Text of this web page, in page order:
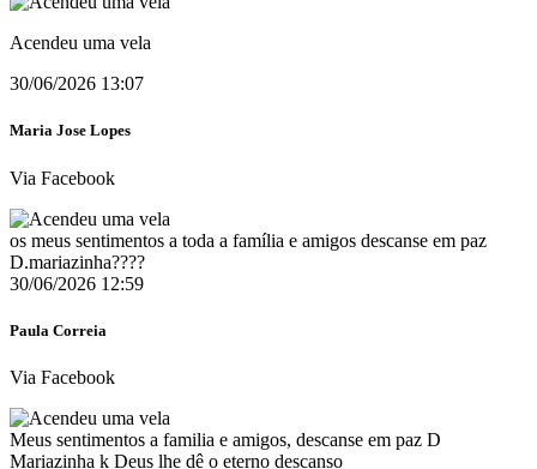
Acendeu uma vela
30/06/2026 13:07
Maria Jose Lopes
Via Facebook
os meus sentimentos a toda a família e amigos descanse em paz
D.mariazinha????️
30/06/2026 12:59
Paula Correia
Via Facebook
Meus sentimentos a familia e amigos, descanse em paz D
Mariazinha k Deus lhe dê o eterno descanso